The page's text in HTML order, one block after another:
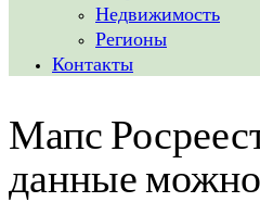
Недвижимость
Регионы
Контакты
Мапс
данные